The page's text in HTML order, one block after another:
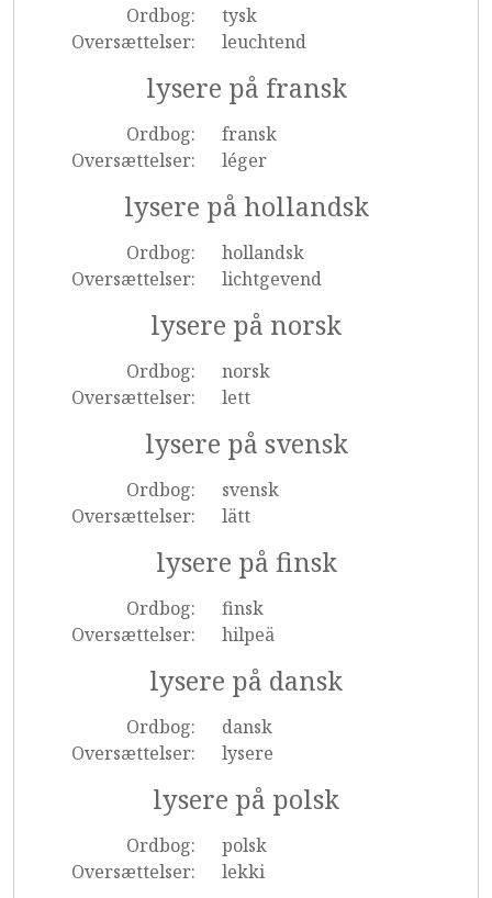
Ordbog:
tysk
Oversættelser:
leuchtend
lysere på fransk
Ordbog:
fransk
Oversættelser:
léger
lysere på hollandsk
Ordbog:
hollandsk
Oversættelser:
lichtgevend
lysere på norsk
Ordbog:
norsk
Oversættelser:
lett
lysere på svensk
Ordbog:
svensk
Oversættelser:
lätt
lysere på finsk
Ordbog:
finsk
Oversættelser:
hilpeä
lysere på dansk
Ordbog:
dansk
Oversættelser:
lysere
lysere på polsk
Ordbog:
polsk
Oversættelser:
lekki